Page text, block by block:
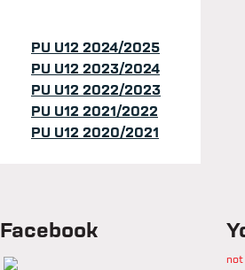
PU U12 2024/2025
PU U12 2023/2024
PU U12 2022/2023
PU U12 2021/2022
PU U12 2020/2021
Facebook
not